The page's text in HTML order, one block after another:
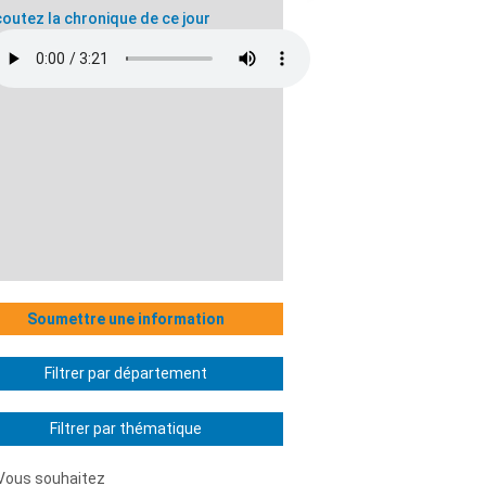
la chronique de ce jour
Soumettre une information
Filtrer par département
Filtrer par thématique
souhaitez